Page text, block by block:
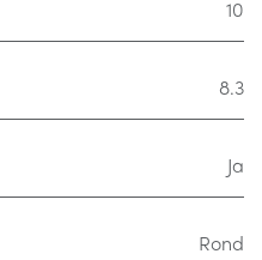
10
8.3
Ja
Rond